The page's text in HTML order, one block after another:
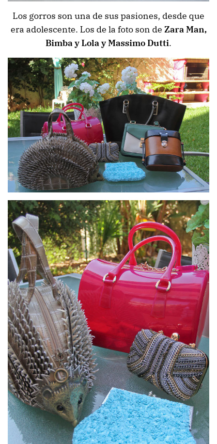
Los gorros son una de sus pasiones, desde que
era adolescente. Los de la foto son de Zara Man,
Bimba y Lola y Massimo Dutti.